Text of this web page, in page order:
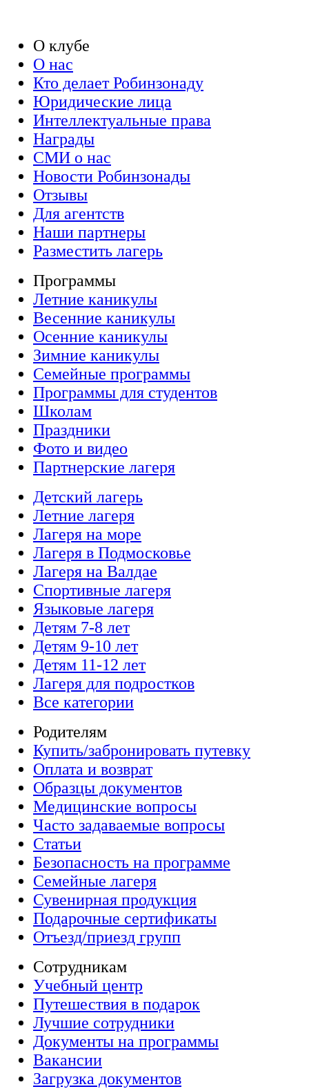
О клубе
О нас
Кто делает Робинзонаду
Юридические лица
Интеллектуальные права
Награды
СМИ о нас
Новости Робинзонады
Отзывы
Для агентств
Наши партнеры
Разместить лагерь
Программы
Летние каникулы
Весенние каникулы
Осенние каникулы
Зимние каникулы
Семейные программы
Программы для студентов
Школам
Праздники
Фото и видео
Партнерские лагеря
Детский лагерь
Летние лагеря
Лагеря на море
Лагеря в Подмосковье
Лагеря на Валдае
Спортивные лагеря
Языковые лагеря
Детям 7-8 лет
Детям 9-10 лет
Детям 11-12 лет
Лагеря для подростков
Все категории
Родителям
Купить/забронировать путевку
Оплата и возврат
Образцы документов
Медицинские вопросы
Часто задаваемые вопросы
Статьи
Безопасность на программе
Семейные лагеря
Сувенирная продукция
Подарочные сертификаты
Отъезд/приезд групп
Сотрудникам
Учебный центр
Путешествия в подарок
Лучшие сотрудники
Документы на программы
Вакансии
Загрузка документов